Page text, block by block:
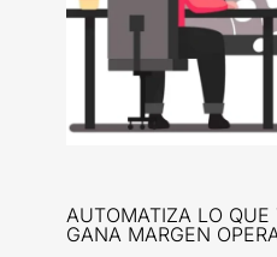
AUTOMATIZA LO QUE
GANA MARGEN